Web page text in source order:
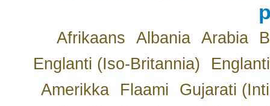
Afrikaans Albania Arabia
Englanti (Iso-Britannia)
Amerikka
Flaami
Gujarati